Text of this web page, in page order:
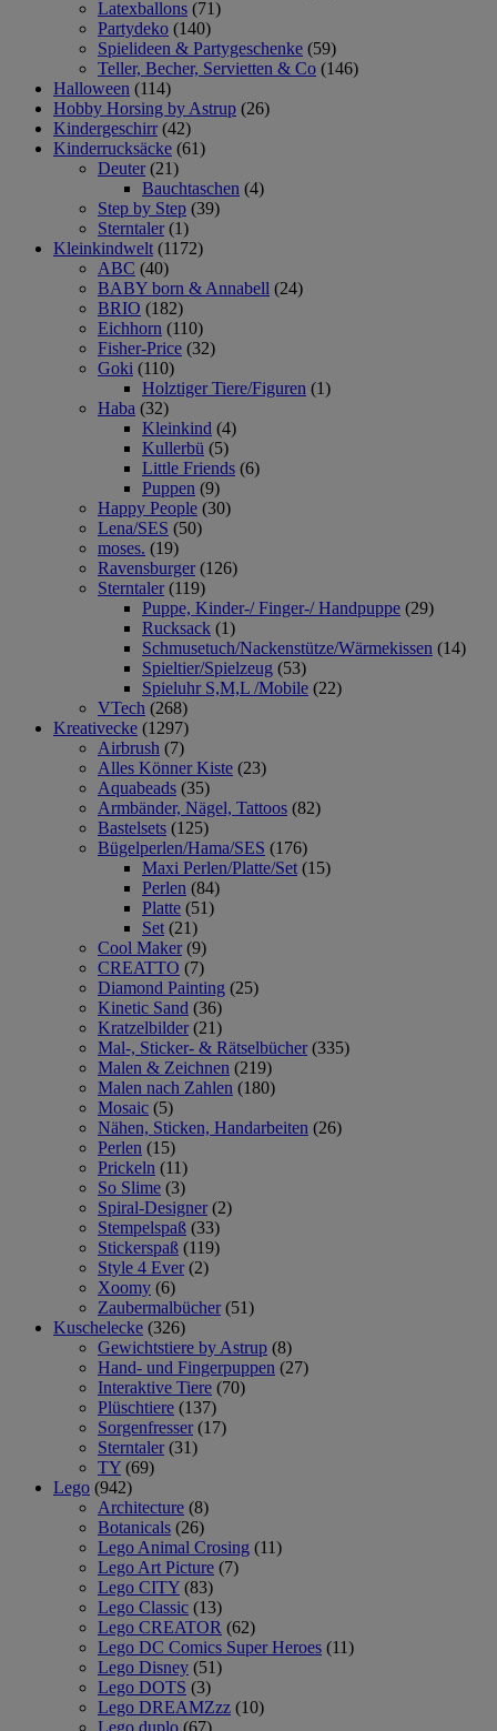
Latexballons (71)
Partydeko (140)
Spielideen & Partygeschenke (59)
Teller, Becher, Servietten & Co (146)
Halloween (114)
Hobby Horsing by Astrup (26)
Kindergeschirr (42)
Kinderrucksäcke (61)
Deuter (21)
Bauchtaschen (4)
Step by Step (39)
Sterntaler (1)
Kleinkindwelt (1172)
ABC (40)
BABY born & Annabell (24)
BRIO (182)
Eichhorn (110)
Fisher-Price (32)
Goki (110)
Holztiger Tiere/Figuren (1)
Haba (32)
Kleinkind (4)
Kullerbü (5)
Little Friends (6)
Puppen (9)
Happy People (30)
Lena/SES (50)
moses. (19)
Ravensburger (126)
Sterntaler (119)
Puppe, Kinder-/ Finger-/ Handpuppe (29)
Rucksack (1)
Schmusetuch/Nackenstütze/Wärmekissen (14)
Spieltier/Spielzeug (53)
Spieluhr S,M,L /Mobile (22)
VTech (268)
Kreativecke (1297)
Airbrush (7)
Alles Könner Kiste (23)
Aquabeads (35)
Armbänder, Nägel, Tattoos (82)
Bastelsets (125)
Bügelperlen/Hama/SES (176)
Maxi Perlen/Platte/Set (15)
Perlen (84)
Platte (51)
Set (21)
Cool Maker (9)
CREATTO (7)
Diamond Painting (25)
Kinetic Sand (36)
Kratzelbilder (21)
Mal-, Sticker- & Rätselbücher (335)
Malen & Zeichnen (219)
Malen nach Zahlen (180)
Mosaic (5)
Nähen, Sticken, Handarbeiten (26)
Perlen (15)
Prickeln (11)
So Slime (3)
Spiral-Designer (2)
Stempelspaß (33)
Stickerspaß (119)
Style 4 Ever (2)
Xoomy (6)
Zaubermalbücher (51)
Kuschelecke (326)
Gewichtstiere by Astrup (8)
Hand- und Fingerpuppen (27)
Interaktive Tiere (70)
Plüschtiere (137)
Sorgenfresser (17)
Sterntaler (31)
TY (69)
Lego (942)
Architecture (8)
Botanicals (26)
Lego Animal Crosing (11)
Lego Art Picture (7)
Lego CITY (83)
Lego Classic (13)
Lego CREATOR (62)
Lego DC Comics Super Heroes (11)
Lego Disney (51)
Lego DOTS (3)
Lego DREAMZzz (10)
Lego duplo (67)